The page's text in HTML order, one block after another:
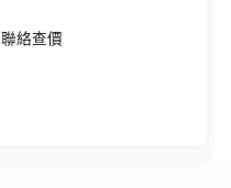
聯絡查價